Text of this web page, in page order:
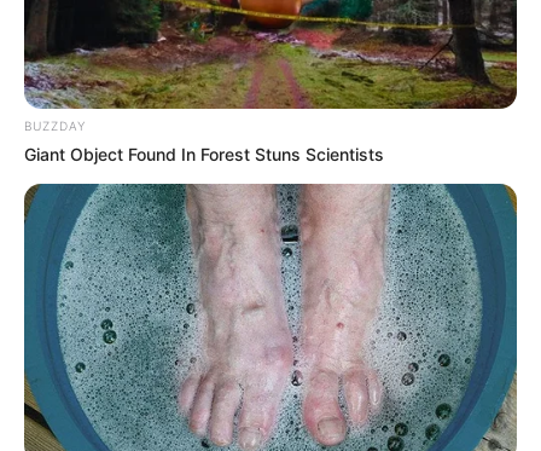
BUZZDAY
Giant Object Found In Forest Stuns Scientists